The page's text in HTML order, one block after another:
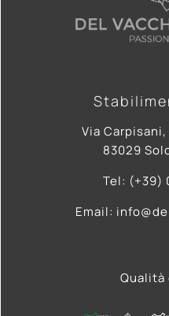
Via
83029
Tel: (+39)
Email: